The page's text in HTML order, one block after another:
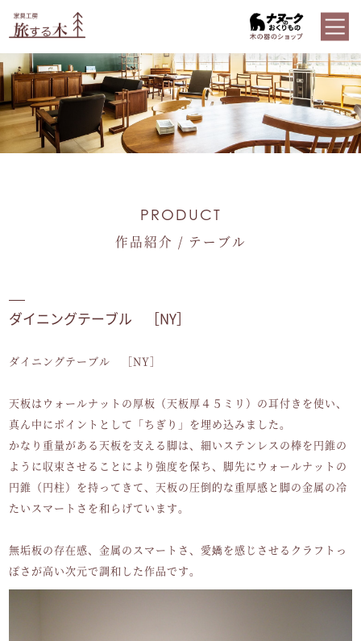
PRODUCT
作品紹介 / テーブル
ダイニングテーブル ［NY］
ダイニングテーブル ［NY］
天板はウォールナットの厚板（天板厚４５ミリ）の耳付きを使い、
真ん中にポイントとして「ちぎり」を埋め込みました。
かなり重量がある天板を支える脚は、細いステンレスの棒を円錐の
ように収束させることにより強度を保ち、脚先にウォールナットの
円錐（円柱）を持ってきて、天板の圧倒的な重厚感と脚の金属の冷
たいスマートさを和らげています。
無垢板の存在感、金属のスマートさ、愛嬌を感じさせるクラフトっ
ぽさが高い次元で調和した作品です。